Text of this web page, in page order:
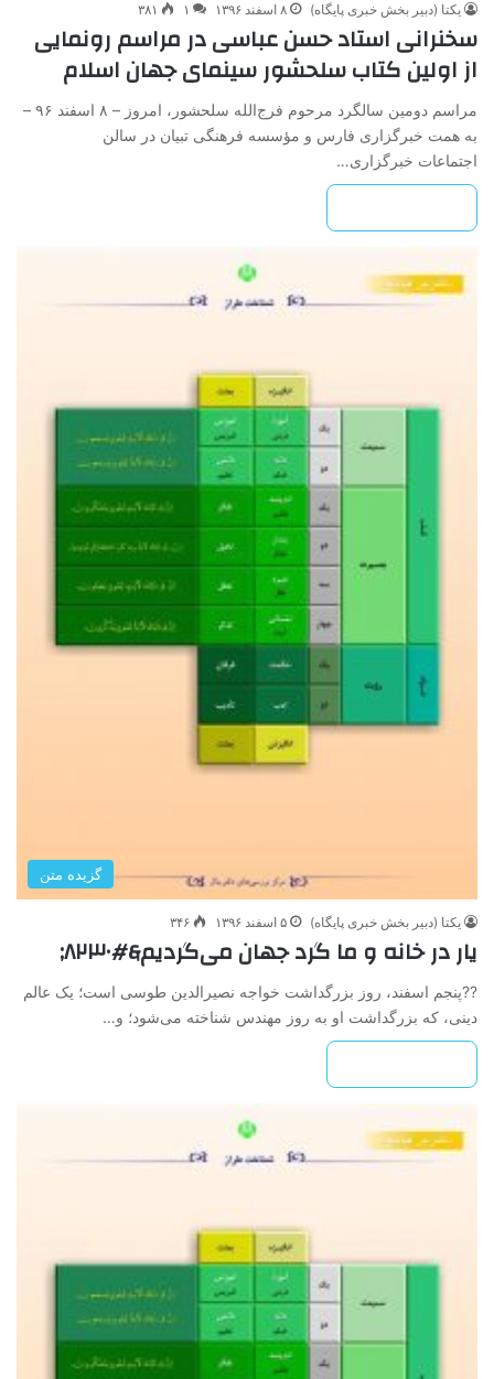
یکتا (دبیر بخش خبری پایگاه) ۸ اسفند ۱۳۹۶ ۱ ۳۸۱
سخنرانی استاد حسن عباسی در مراسم رونمایی
از اولین کتاب سلحشور سینمای جهان اسلام
مراسم دومین سالگرد مرحوم فرج‌الله سلحشور، امروز – ۸ اسفند ۹۶ –
به همت خبرگزاری فارس و مؤسسه فرهنگی تبیان در سالن
اجتماعات خبرگزاری…
گزیده متن
یکتا (دبیر بخش خبری پایگاه) ۵ اسفند ۱۳۹۶ ۳۴۶
یار در خانه و ما گرد جهان می‌گردیم&#۸۲۳۰;
??پنجم اسفند، روز بزرگداشت خواجه نصیرالدین طوسی است؛ یک عالم
دینی، که بزرگداشت او به روز مهندس شناخته می‌شود؛ و…